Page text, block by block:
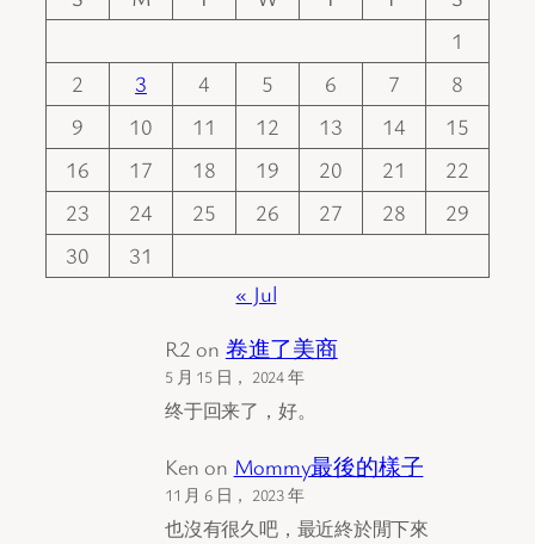
1
2
3 4 5 6 7
8
9
10 11 12 13 14
15
16
17 18 19 20 21
22
23
24 25 26 27 28
29
30
31
« Jul
R2 on 卷進了美商
5 月 15 日， 2024 年
终于回来了，好。
Ken on Mommy最後的樣子
11 月 6 日， 2023 年
也沒有很久吧，最近終於閒下來